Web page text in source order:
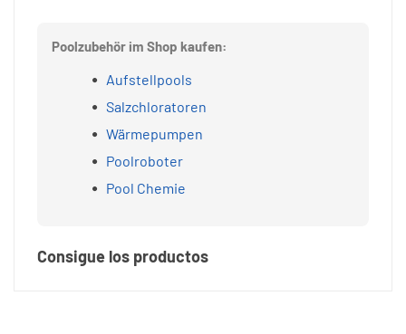
Poolzubehör im Shop kaufen:
Aufstellpools
Salzchloratoren
Wärmepumpen
Poolroboter
Pool Chemie
Consigue los productos